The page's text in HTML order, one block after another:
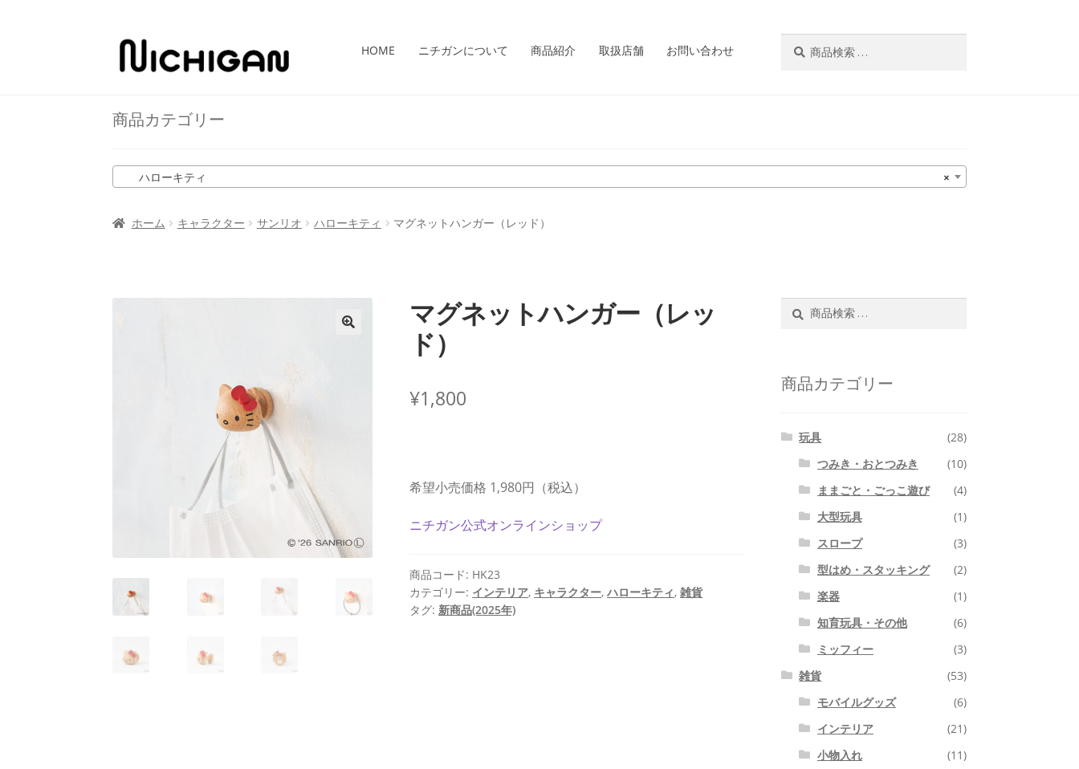
ナ
シ
ン
へ
キ
コ
ツ
ス
キ
プ
HOME ニチガンについて 商品紹介 取扱店舗 お問い合わせ
商品カテゴリー
×
ハローキティ
ホーム キャラクター サンリオ ハローキティ マグネットハンガー（レッド）
マグネットハンガー（レッ
ド）
¥1,800
希望小売価格 1,980円（税込）
ニチガン公式オンラインショップ
商品コード: HK23
カテゴリー: インテリア, キャラクター,ハローキティ,雑貨
タグ:新商品(2025年)
商品カテゴリー
玩具
(28)
つみき・おとつみき
(10)
ままごと・ごっこ遊び
(4)
大型玩具
(1)
スロープ
(3)
型はめ・スタッキング
(2)
楽器
(1)
知育玩具・その他
(6)
ミッフィー
(3)
雑貨
(53)
モバイルグッズ
(6)
インテリア
(21)
小物入れ
(11)